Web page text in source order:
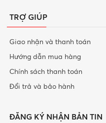
TRỢ GIÚP
Giao nhận và thanh toán
Hướng dẫn mua hàng
Chính sách thanh toán
Đổi trả và bảo hành
ĐĂNG KÝ NHẬN BẢN TIN